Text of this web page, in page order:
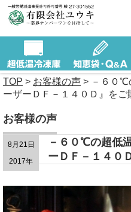
TOP > お客様の声 > －６０℃
ーザーＤＦ－１４０Ｄ』をご
お客様の声
8月21日
2017年
－６０℃の超低
ーＤＦ－１４０